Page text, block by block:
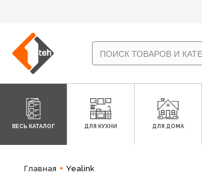
ВЕСЬ КАТАЛОГ ДЛЯ КУХНИ ДЛЯ ДОМА
Главная Yealink